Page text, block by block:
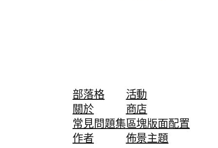
部落格
關於
常見問題集
作者
活動
商店
區塊版面配置
佈景主題